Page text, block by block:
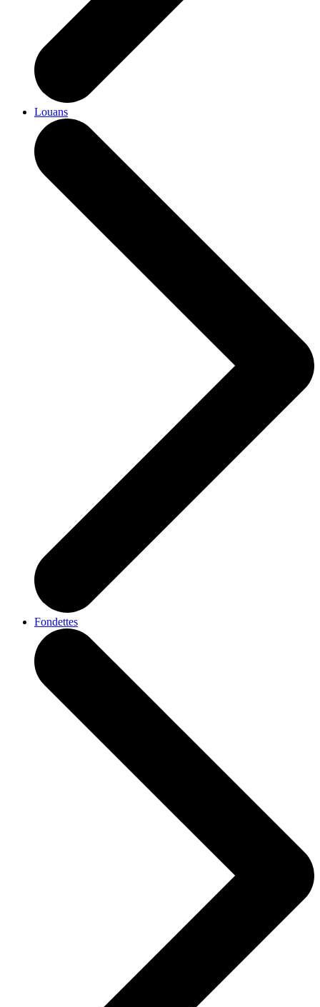
Louans
Fondettes